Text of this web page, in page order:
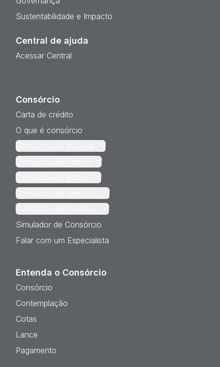
Sustentabilidade e Impacto
Central de ajuda
Acessar Central
Consórcio
Carta de crédito
O que é consórcio
Consórcio de Imóveis
Consórcio de Carros
Consórcio de Motos
Consórcio de Serviços
Consórcio de Pesados
Simulador de Consórcio
Falar com um Especialista
Entenda o Consórcio
Consórcio
Contemplação
Cotas
Lance
Pagamento